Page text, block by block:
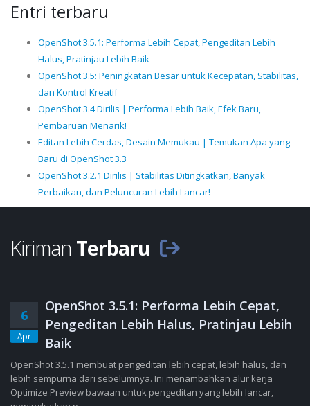
Entri terbaru
OpenShot 3.5.1: Performa Lebih Cepat, Pengeditan Lebih
Halus, Pratinjau Lebih Baik
OpenShot 3.5: Peningkatan Besar untuk Kecepatan, Stabilitas,
dan Kontrol Kreatif
OpenShot 3.4 Dirilis | Performa Lebih Baik, Efek Baru,
Pembaruan Menarik!
Editan Lebih Cerdas, Desain Memukau | Temukan Apa yang
Baru di OpenShot 3.3
OpenShot 3.2.1 Dirilis | Stabilitas Ditingkatkan, Banyak
Perbaikan, dan Peluncuran Lebih Lancar!
Kiriman Terbaru
6
Apr
OpenShot 3.5.1: Performa Lebih Cepat,
Pengeditan Lebih Halus, Pratinjau Lebih
Baik
OpenShot 3.5.1 membuat pengeditan lebih cepat, lebih halus, dan
lebih sempurna dari sebelumnya. Ini menambahkan alur kerja
Optimize Preview bawaan untuk pengeditan yang lebih lancar,